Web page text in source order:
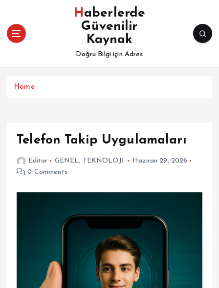
Haberlerde
Güvenilir
Kaynak
Doğru Bilgi için Adres
Home
Telefon Takip Uygulamaları
Editor GENEL, TEKNOLOJİ
Haziran 29, 2026
0 Comments